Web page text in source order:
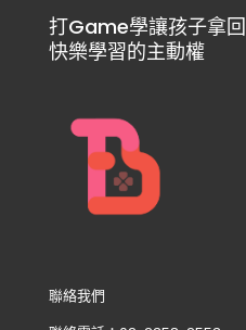
打Game學讓孩子拿回
快樂學習的主動權
聯絡我們